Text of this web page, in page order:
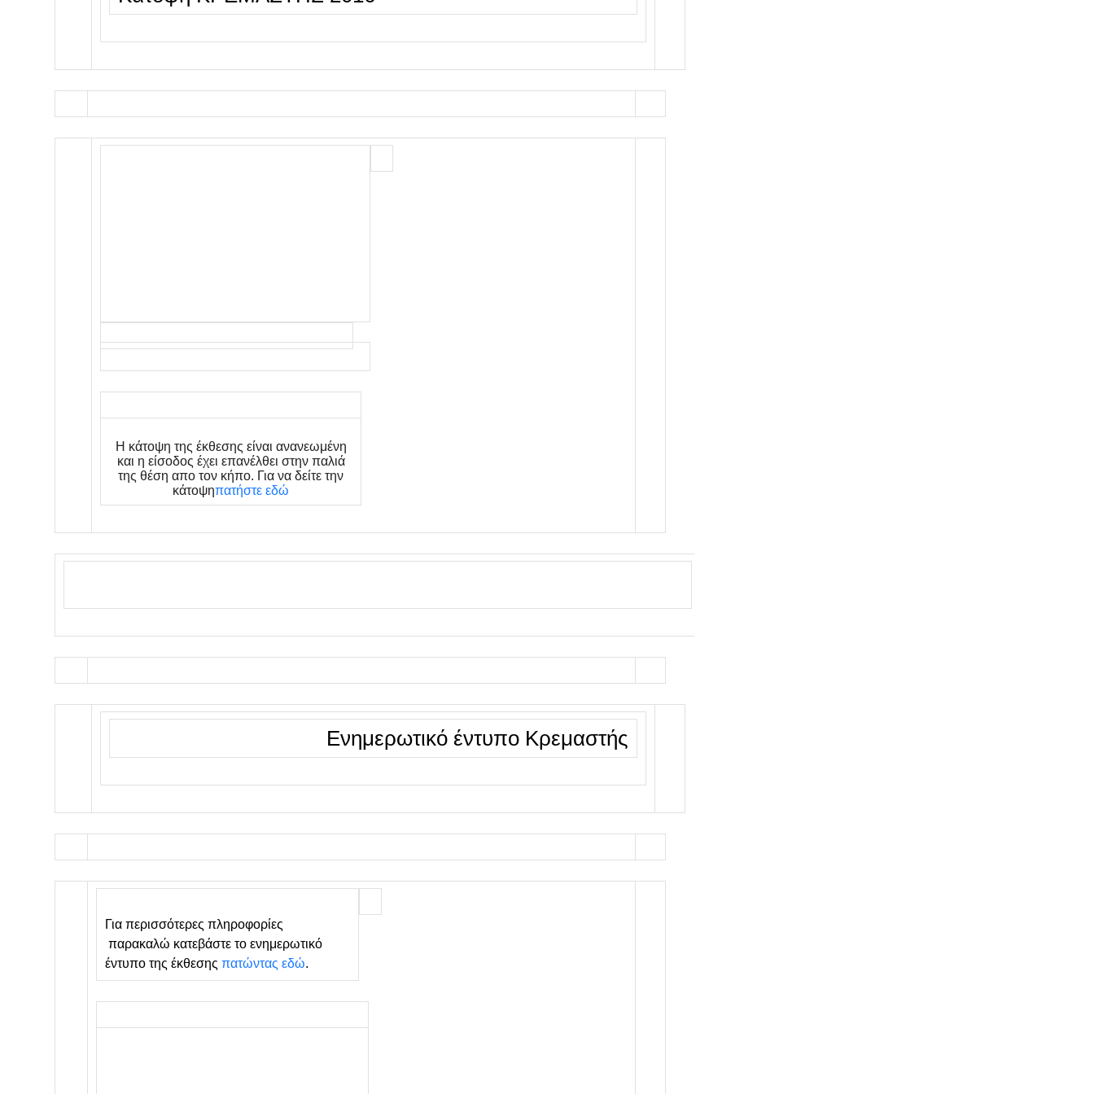
Η κάτοψη της έκθεσης είναι ανανεωμένη
και η είσοδος έχει επανέλθει στην παλιά
της θέση απο τον κήπο. Για να δείτε την
κάτοψηπατήστε εδώ
Ενημερωτικό έντυπο Κρεμαστής
Για περισσότερες πληροφορίες
παρακαλώ κατεβάστε το ενημερωτικό
έντυπο της έκθεσης πατώντας εδώ.